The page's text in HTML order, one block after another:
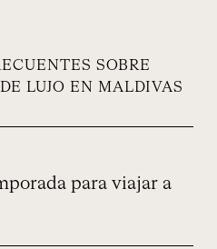
SOBRE
LUJO EN MALDIVAS
para viajar a